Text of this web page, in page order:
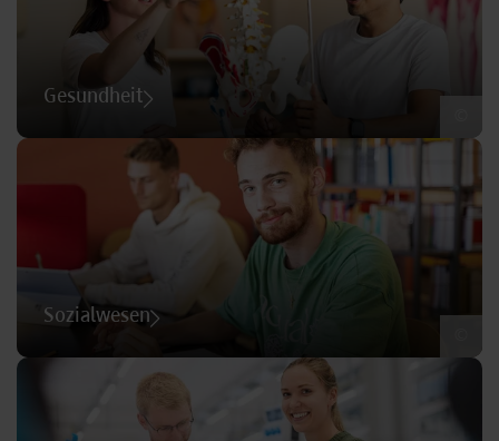
Gesundheit
Sozialwesen